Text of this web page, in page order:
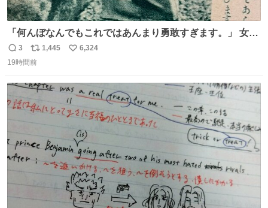
「何んぼなんでもこれではあんまり勇敢すぎます。」 女性
の立ち振る舞い指南コーナーで、大股を「下品」や「はし
たない」という言葉を使わず「勇敢すぎます」と洒落っ気
っていきたい… （昭和4年婦人倶楽部新年号より）
返
信
3
リ
ポ
ト
数
1,445
い
数
6,324
19時間前